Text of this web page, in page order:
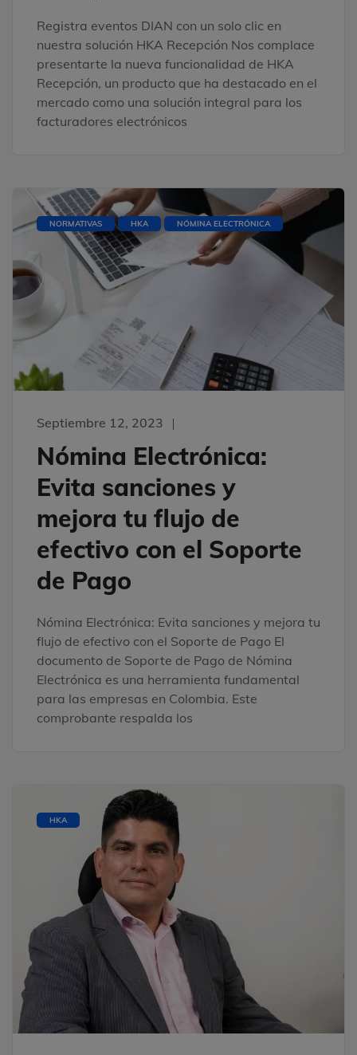
Registra eventos DIAN con un solo clic en
nuestra solución HKA Recepción Nos complace
presentarte la nueva funcionalidad de HKA
Recepción, un producto que ha destacado en el
mercado como una solución integral para los
facturadores electrónicos
NORMATIVAS HKA NÓMINA ELECTRÓNICA
Septiembre 12, 2023
Nómina Electrónica:
Evita sanciones y
mejora tu flujo de
efectivo con el Soporte
de Pago
Nómina Electrónica: Evita sanciones y mejora tu
flujo de efectivo con el Soporte de Pago El
documento de Soporte de Pago de Nómina
Electrónica es una herramienta fundamental
para las empresas en Colombia. Este
comprobante respalda los
HKA